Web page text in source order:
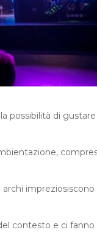
possibilità di gustare
impreziosiscono
contesto e ci fanno